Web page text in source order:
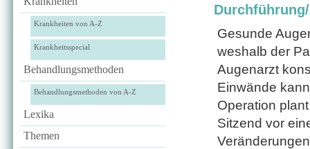
Krankheiten von A-Z
Krankheitsspecial
Behandlungsmethoden
Behandlungsmethoden von A-Z
Lexika
Themen
Gesunde
weshalb der
Augenarzt
Einwände
Operation
Sitzend vor